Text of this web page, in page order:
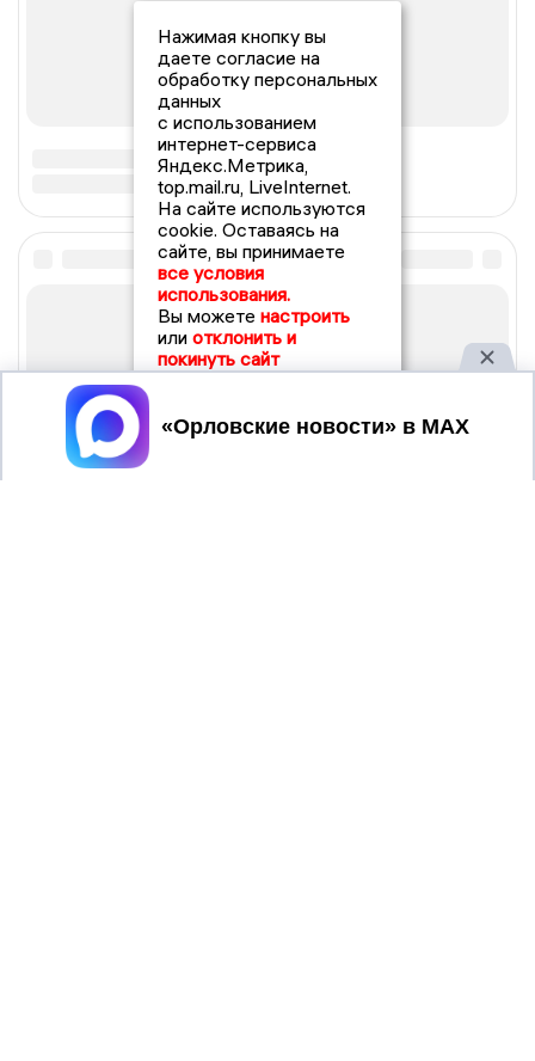
Нажимая кнопку вы
даете согласие на
обработку персональных
данных
с использованием
интернет-сервиса
Яндекс.Метрика,
top.mail.ru, LiveInternet.
На сайте используются
cookie. Оставаясь на
сайте, вы принимаете
все условия
использования.
Вы можете настроить
или отклонить и
покинуть сайт
Принять